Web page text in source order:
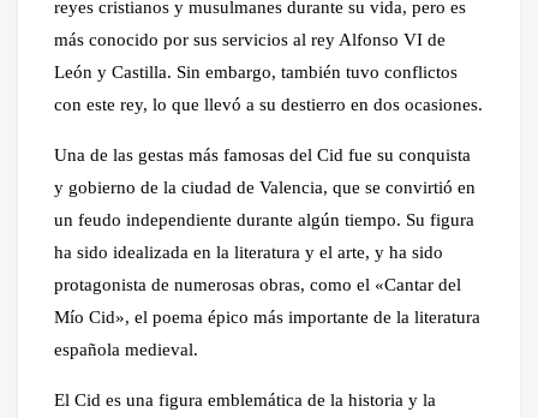
reyes cristianos y musulmanes durante su vida, pero es
más conocido por sus servicios al rey Alfonso VI de
León y Castilla. Sin embargo, también tuvo conflictos
con este rey, lo que llevó a su destierro en dos ocasiones.
Una de las gestas más famosas del Cid fue su conquista
y gobierno de la ciudad de Valencia, que se convirtió en
un feudo independiente durante algún tiempo. Su figura
ha sido idealizada en la literatura y el arte, y ha sido
protagonista de numerosas obras, como el «Cantar del
Mío Cid», el poema épico más importante de la literatura
española medieval.
El Cid es una figura emblemática de la historia y la